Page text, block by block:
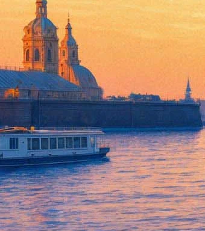
GEEK PICNIC
27 июня 2020, суббота,16.00
Версия для печати
Все афиша плюс